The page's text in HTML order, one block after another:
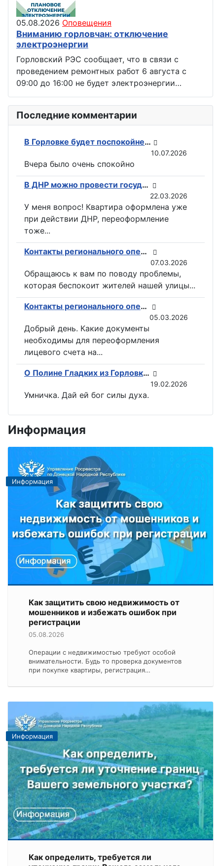
05.08.2026 Оповещения
Вниманию горловчан: отключение
электроэнергии
Горловский РЭС сообщает, что в связи с
проведением ремонтных работ 6 августа с
09:00 до 16:00 не будет электроэнергии…
Последние комментарии
В Горловке будет поспокойней: ВС РФ возвели флаги на всех ключевых точках при освобождении Константиновки
10.07.2026
Вчера было очень спокойно
В ДНР можно провести государственную регистрацию прав на недвижимость в электронном виде
22.03.2026
У меня вопрос! Квартира оформлена уже
при действии ДНР, переоформление
тоже...
Контакты регионального оператора по вывозу ТКО ГУП «ДОНСНАБКОМПЛЕКТ» в Горловке
07.03.2026
Обращаюсь к вам по поводу проблемы,
которая беспокоит жителей нашей улицы...
Контакты регионального оператора по вывозу ТКО ГУП «ДОНСНАБКОМПЛЕКТ» в Горловке
05.03.2026
Добрый день. Какие документы
необходимы для переоформления
лицевого счета на...
О Полине Гладких из Горловки снимут документальный фильм
19.02.2026
Умничка. Дай ей бог силы духа.
Информация
Информация
Как защитить свою недвижимость от
мошенников и избежать ошибок при
регистрации
05.08.2026
Операции с недвижимостью требуют особой
внимательности. Будь то проверка документов
при покупке квартиры, регистрация…
Информация
Как определить, требуется ли